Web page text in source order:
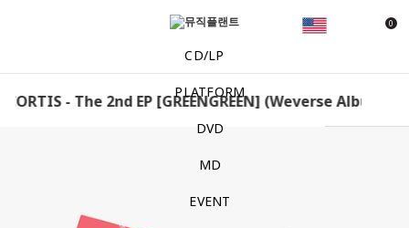
0
CD/LP
PLATFORM
DVD
MD
EVENT
- The 2nd EP [GREENGREEN] (Weverse Albums